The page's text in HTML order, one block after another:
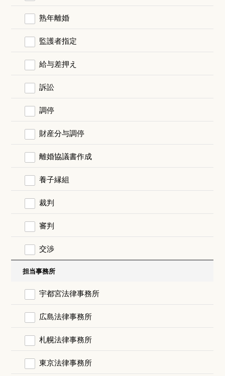
熟年離婚
監護者指定
給与差押え
訴訟
調停
財産分与調停
離婚協議書作成
養子縁組
裁判
審判
交渉
担当事務所
宇都宮法律事務所
広島法律事務所
札幌法律事務所
東京法律事務所